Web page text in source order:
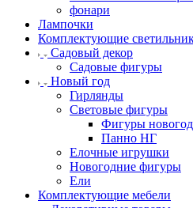
фонари
Лампочки
Комплектующие
Садовый декор
Садовые фигуры
Новый год
Гирлянды
Световые фигуры
Фигуры
Панно НГ
Елочные игрушки
Новогодние фигуры
Ели
Комплектующие мебели